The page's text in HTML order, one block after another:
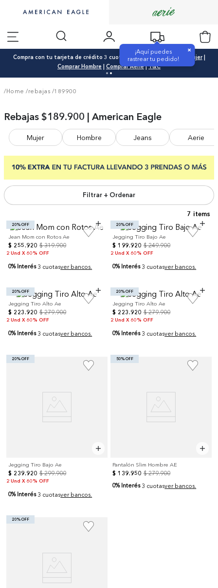
¡Aquí puedes
rastrear tu pedido!
×
Compra con tu tarjeta de crédito 3 cuotas 0% interés |Comprar Mujer|
Comprar Hombre | Comprar Aerie|T&C
/Home /rebajas /189900
Rebajas $189.900 | American Eagle
Mujer Hombre Jeans Aerie
Filtrar + Ordenar
7
20% OFF
Jean Mom con Rotos Ae
$ 255.920 $ 319.900
2 Und X 60% OFF
0% Interés 3 cuotasver bancos.
20% OFF
Jegging Tiro Bajo Ae
$ 199.920 $ 249.900
2 Und X 60% OFF
0% Interés 3 cuotasver bancos.
20% OFF
Jegging Tiro Alto Ae
$ 223.920 $ 279.900
2 Und X 60% OFF
0% Interés 3 cuotasver bancos.
20% OFF
Jegging Tiro Alto Ae
$ 223.920 $ 279.900
2 Und X 60% OFF
0% Interés 3 cuotasver bancos.
20% OFF
Jegging Tiro Bajo Ae
$ 239.920 $ 299.900
2 Und X 60% OFF
0% Interés 3 cuotasver bancos.
50% OFF
Pantalón Slim Hombre AE
$ 139.950 $ 279.900
0% Interés 3 cuotasver bancos.
20% OFF